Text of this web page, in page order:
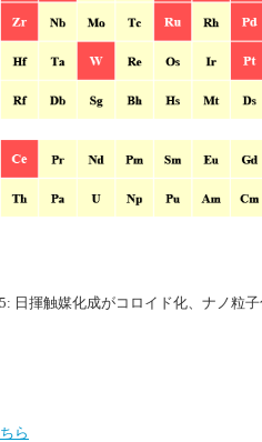
日揮触媒化成がコロイド化、ナノ粒
ら